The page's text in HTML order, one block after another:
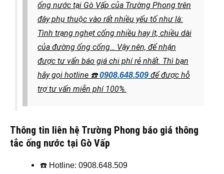
ống nước tại Gò Vấp của Trường Phong trên
đây phụ thuộc vào rất nhiều yếu tố như là:
Tình trạng nghẹt cống nhiều hay ít, chiều dài
của đường ống cống… Vậy nên, để nhận
được tư vấn báo giá chi phí rẻ nhất. Thì bạn
hãy gọi hotline ☎️0908.648.509 để được hỗ
trợ tư vấn miễn phí 100%.
Thông tin liên hệ Trường Phong báo giá thông
tắc ống nước tại Gò Vấp
☎️ Hotline: 0908.648.509